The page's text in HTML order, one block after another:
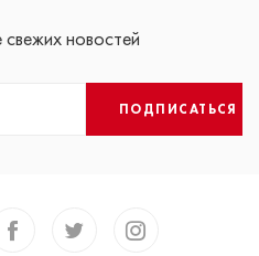
свежих новостей
ПОДПИСАТЬСЯ